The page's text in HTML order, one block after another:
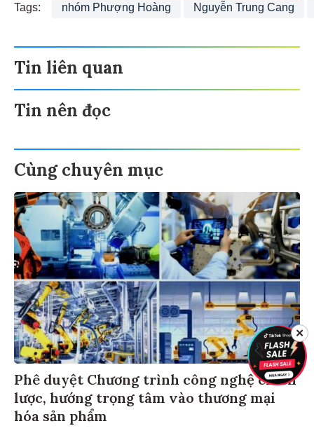
Tags: nhóm Phượng Hoàng Nguyễn Trung Cang
Tin liên quan
Tin nên đọc
Cùng chuyên mục
Phê duyệt Chương trình công nghệ chiến
lược, hướng trọng tâm vào thương mại
hóa sản phẩm
✕